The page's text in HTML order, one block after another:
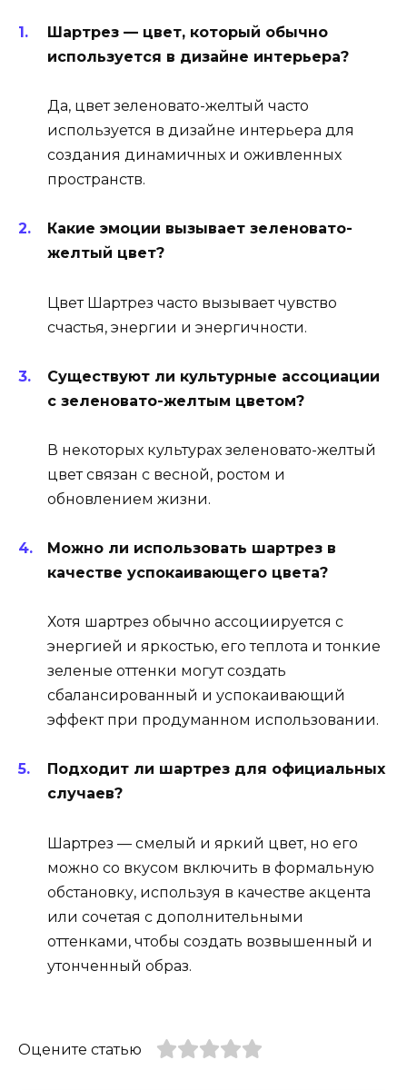
Шартрез — цвет, который обычно
используется в дизайне интерьера?
Да, цвет зеленовато-желтый часто
используется в дизайне интерьера для
создания динамичных и оживленных
пространств.
Какие эмоции вызывает зеленовато-
желтый цвет?
Цвет Шартрез часто вызывает чувство
счастья, энергии и энергичности.
Существуют ли культурные ассоциации
с зеленовато-желтым цветом?
В некоторых культурах зеленовато-желтый
цвет связан с весной, ростом и
обновлением жизни.
Можно ли использовать шартрез в
качестве успокаивающего цвета?
Хотя шартрез обычно ассоциируется с
энергией и яркостью, его теплота и тонкие
зеленые оттенки могут создать
сбалансированный и успокаивающий
эффект при продуманном использовании.
Подходит ли шартрез для официальных
случаев?
Шартрез — смелый и яркий цвет, но его
можно со вкусом включить в формальную
обстановку, используя в качестве акцента
или сочетая с дополнительными
оттенками, чтобы создать возвышенный и
утонченный образ.
Оцените статью